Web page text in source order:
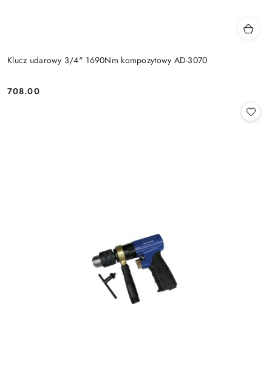
Klucz udarowy 3/4" 1690Nm kompozytowy AD-3070
Cena:
708.00